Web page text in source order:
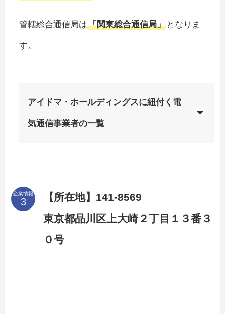
管轄総合通信局は「関東総合通信局」 となりま
す。
アイドマ・ホールディングスに紐付く電
気通信事業者の一覧
企業情報
【所在地】141-8569
東京都品川区上大崎２丁目１３番３
０号